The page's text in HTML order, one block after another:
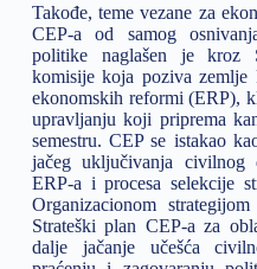
Takođe, teme vezane za
CEP-a od samog
politike naglašen je kroz
komisije koja poziva zemlje
ekonomskih reformi (ERP),
upravljanju koji priprema
semestru. CEP se istakao
jačeg uključivanja civilnog
ERP-a i procesa selekcije
Organizacionom
Strateški plan CEP-a za
dalje jačanje učešća